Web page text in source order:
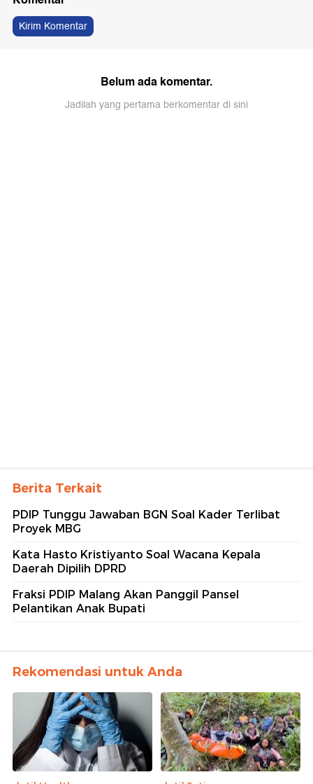
Kirim Komentar
Belum ada komentar.
Jadilah yang pertama berkomentar di sini
Berita Terkait
PDIP Tunggu Jawaban BGN Soal Kader Terlibat
Proyek MBG
Kata Hasto Kristiyanto Soal Wacana Kepala
Daerah Dipilih DPRD
Fraksi PDIP Malang Akan Panggil Pansel
Pelantikan Anak Bupati
Rekomendasi untuk Anda